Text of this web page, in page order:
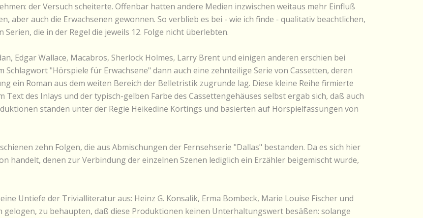
der Versuch scheiterte. Offenbar hatten andere Medien inzwischen weitaus mehr Einfluß
aber auch die Erwachsenen gewonnen. So verblieb es bei - wie ich finde - qualitativ beachtlichen,
Serien, die in der Regel die jeweils 12. Folge nicht überlebten.
Edgar Wallace, Macabros, Sherlock Holmes, Larry Brent und einigen anderen erschien bei
Schlagwort "Hörspiele für Erwachsene" dann auch eine zehnteilige Serie von Cassetten, deren
ein Roman aus dem weiten Bereich der Belletristik zugrunde lag. Diese kleine Reihe firmierte
Text des Inlays und der typisch-gelben Farbe des Cassettengehäuses selbst ergab sich, daß auch
standen unter der Regie Heikedine Körtings und basierten auf Hörspielfassungen von
zehn Folgen, die aus Abmischungen der Fernsehserie "Dallas" bestanden. Da es sich hier
handelt, denen zur Verbindung der einzelnen Szenen lediglich ein Erzähler beigemischt wurde,
Untiefe der Trivialliteratur aus: Heinz G. Konsalik, Erma Bombeck, Marie Louise Fischer und
gelogen, zu behaupten, daß diese Produktionen keinen Unterhaltungswert besäßen: solange